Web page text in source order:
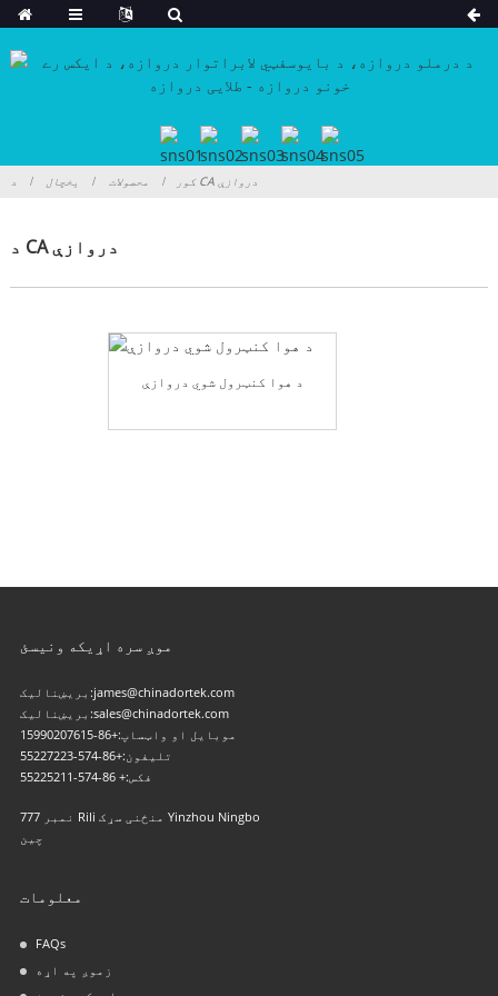
کور محصولات یخچال د CA دروازې
د CA دروازې
د هوا کنټرول شوي دروازې
موږ سره اړیکه ونیسئ
بریښنالیک:james@chinadortek.com
بریښنالیک:sales@chinadortek.com
موبایل او واټساپ:+86-15990207615
تلیفون:+86-574-55227223
فکس:+ 86-574-55225211
نمبر 777 Rili منځنی سړک Yinzhou Ningbo
چین
معلومات
FAQs
زموږ په اړه